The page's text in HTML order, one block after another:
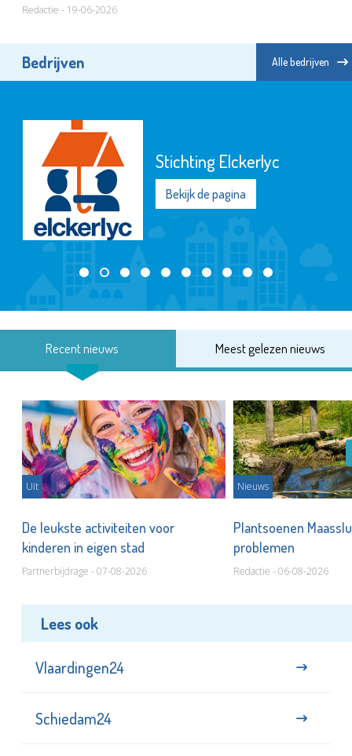
Redactie - 19-06-2026
Bedrijven Alle bedrijven
Stichting Elckerlyc
Bekijk de pagina
Recent nieuws Meest gelezen nieuws
Uit
De leukste activiteiten voor
kinderen in eigen stad
Partnerbijdrage - 07-08-2026
Nieuws
Plantsoenen
problemen
Redactie - 06-08-2026
Lees ook
Vlaardingen24
Schiedam24